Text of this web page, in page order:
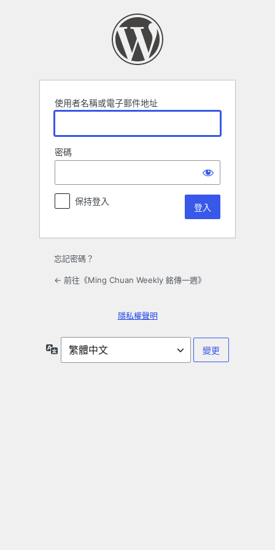
使用者名稱或電子郵件地址
密碼
保持登入
忘記密碼？
← 前往《Ming Chuan Weekly 銘傳一週》
隱私權聲明
言